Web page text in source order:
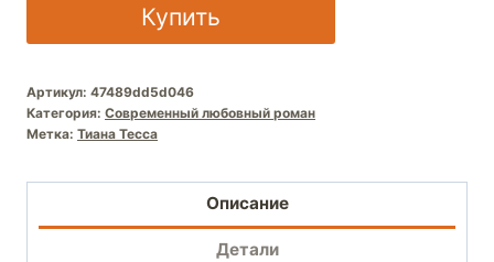
Купить
Артикул: 47489dd5d046
Категория: Современный любовный роман
Метка: Тиана Тесса
Описание
Детали